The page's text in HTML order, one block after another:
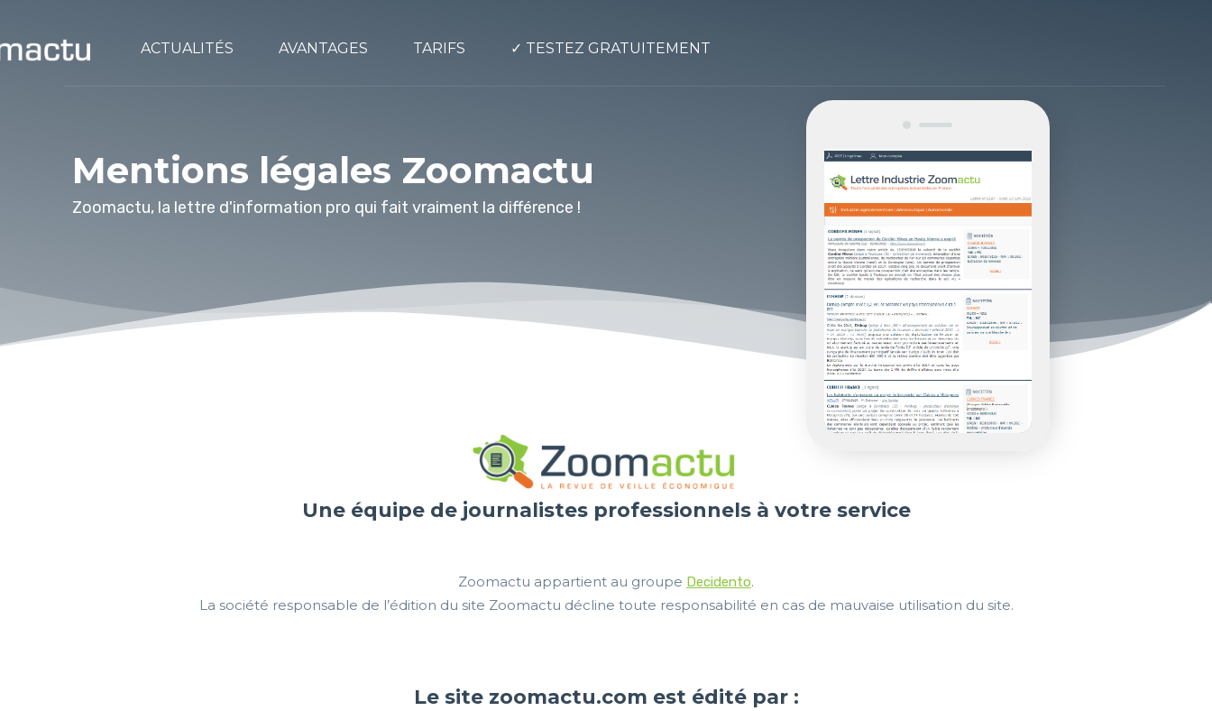
ACTUALITÉS AVANTAGES TARIFS ✓ TESTEZ GRATUITEMENT
Mentions légales Zoomactu
Zoomactu, la lettre d'information pro qui fait vraiment la différence !
Une équipe de journalistes professionnels à votre service
Zoomactu appartient au groupe Decidento.
La société responsable de l’édition du site Zoomactu décline toute responsabilité en cas de mauvaise utilisation du site.
Le site zoomactu.com est édité par :